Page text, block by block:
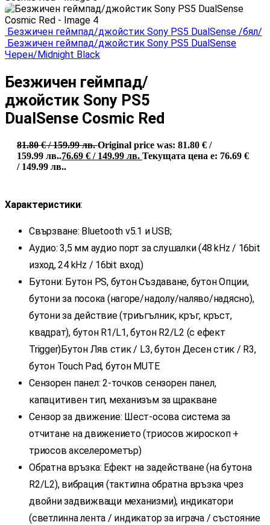
Безжичен геймпад/джойстик Sony PS5 DualSense /бял/
Безжичен геймпад/джойстик Sony PS5 DualSense
Черен/Midnight Black
Безжичен геймпад/
джойстик Sony PS5
DualSense Cosmic Red
81.80€/ 159.99 лв.Original price was: 81.80 € /
159.99 лв..76.69 € / 149.99 лв. Текущата цена е: 76.69 €
/ 149.99 лв..
Характеристики:
Свързване: Bluetooth v5.1 и USB;
Аудио: 3,5 мм аудио порт за слушалки (48 kHz / 16bit
изход, 24 kHz / 16bit вход)
Бутони: Бутон PS, бутон Създаване, бутон Опции,
бутони за посока (нагоре/надолу/наляво/надясно),
бутони за действие (триъгълник, кръг, кръст,
квадрат), бутон R1/L1, бутон R2/L2 (с ефект
Trigger)Бутон Ляв стик / L3, бутон Десен стик / R3,
бутон Touch Pad, бутон MUTE
Сензорен панел: 2-точков сензорен панел,
капацитивен тип, механизъм за щракване
Сензор за движение: Шест-осова система за
отчитане на движението (триосов жироскоп +
триосов акселерометър)
Обратна връзка: Ефект на задействане (на бутона
R2/L2), вибрация (тактилна обратна връзка чрез
двойни задвижващи механизми), индикатори
(светлинна лента / индикатор за играча / състояние